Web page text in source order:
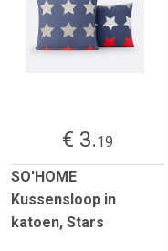
€ 3.19
SO'HOME
Kussensloop in
katoen, Stars